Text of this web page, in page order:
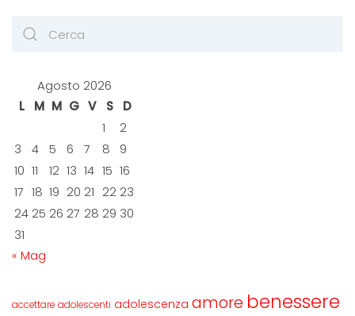
Agosto 2026
L
M M G V S
D
1
2
3
4 5 6 7 8
9
10 11 12 13 14 15 16
17 18 19 20 21 22 23
24 25 26 27 28 29 30
31
« Mag
accettare adolescenti adolescenza amore benessere